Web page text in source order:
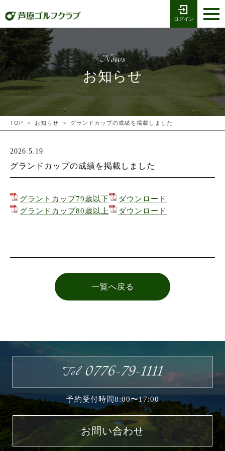
ログイン
受付時間8:00〜17:00
Tel 0776-79-1111
ホーム
海コース
湖コース
クラブ競技
施設案内
採用情報
News
お知らせ
TOP お知らせ グランドカップの成績を掲載しました
2026.5.19
グランドカップの成績を掲載しました
グラントカップ79歳以下
ダウンロード
グランドカップ80歳以上
ダウンロード
一覧へ戻る
Tel 0776-79-1111
予約受付時間8:00〜17:00
お問い合わせ